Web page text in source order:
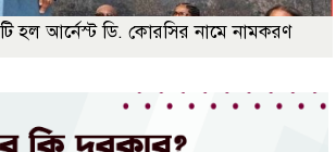
হল আর্নেস্ট ডি. কোরসির নামে নামকরণ